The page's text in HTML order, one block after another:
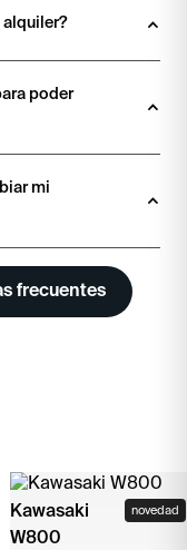
alquiler?
poder
mi
frecuentes
Kawasaki
W800
novedad